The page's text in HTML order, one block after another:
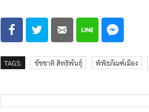
TAGS: ชัชชาติ สิทธิพันธุ์ พิพิธภัณฑ์เมือง